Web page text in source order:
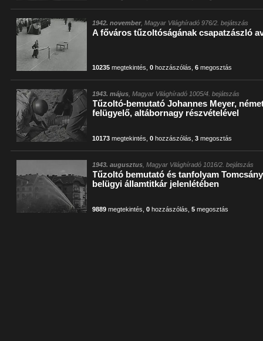
1942. november, Magyar Világhíradó 976/2. bejátszás
A főváros tűzoltóságának csapatzászló
10235 megtekintés ,0 hozzászólás ,6 megosztás
1943. május , Magyar Világhíradó 1005/4. bejátszás
Tűzoltó-bemutató Johannes Meyer,
felügyelő, altábornagy részvételével
10173 megtekintés ,0 hozzászólás ,3 megosztás
1943. augusztus , Magyar Világhíradó 1016/2. bejátszás
Tűzoltó bemutató és tanfolyam
belügyi államtitkár jelenlétében
9889 megtekintés ,0 hozzászólás ,5 megosztás